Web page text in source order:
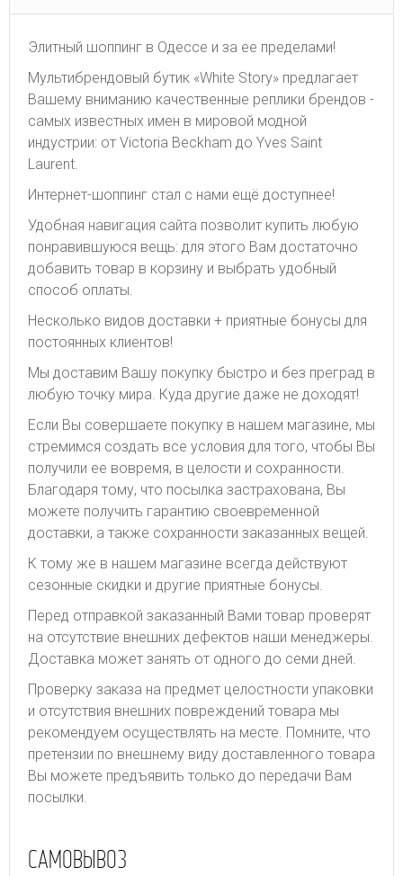
Элитный шоппинг в Одессе и за ее пределами!
Мультибрендовый бутик «White Story» предлагает
Вашему вниманию качественные реплики брендов -
самых известных имен в мировой модной
индустрии: от Victoria Beckham до Yves Saint
Laurent.
Интернет-шоппинг стал с нами ещё доступнее!
Удобная навигация сайта позволит купить любую
понравившуюся вещь: для этого Вам достаточно
добавить товар в корзину и выбрать удобный
способ оплаты.
Несколько видов доставки + приятные бонусы для
постоянных клиентов!
Мы доставим Вашу покупку быстро и без преград в
любую точку мира. Куда другие даже не доходят!
Если Вы совершаете покупку в нашем магазине, мы
стремимся создать все условия для того, чтобы Вы
получили ее вовремя, в целости и сохранности.
Благодаря тому, что посылка застрахована, Вы
можете получить гарантию своевременной
доставки, а также сохранности заказанных вещей.
К тому же в нашем магазине всегда действуют
сезонные скидки и другие приятные бонусы.
Перед отправкой заказанный Вами товар проверят
на отсутствие внешних дефектов наши менеджеры.
Доставка может занять от одного до семи дней.
Проверку заказа на предмет целостности упаковки
и отсутствия внешних повреждений товара мы
рекомендуем осуществлять на месте. Помните, что
претензии по внешнему виду доставленного товара
Вы можете предъявить только до передачи Вам
посылки.
САМОВЫВОЗ